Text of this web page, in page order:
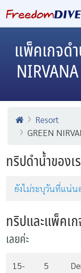
แพ็คเกจด
Resort
GREEN
ทริปดำน้ำของเ
ยังไม่ระบุวันที่แน่
ทริปและแพ็คเ
เลยค่ะ
15-
5